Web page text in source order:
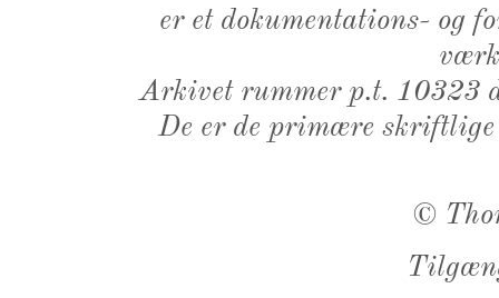
er et dokumentations- og
Arkivet rummer p.t. 10323
De er de primære
©